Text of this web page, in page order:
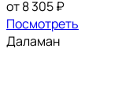
от 8 305 ₽
Посмотреть
Даламан